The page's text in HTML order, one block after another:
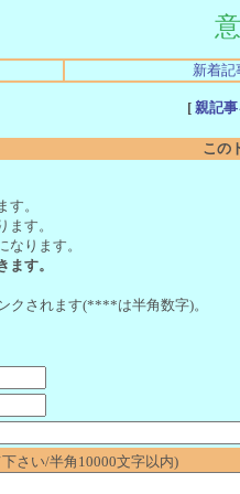
新着記
[ 親記
この
。
ます。
なります。
す。
クされます(****は半角数字)。
さい/半角10000文字以内)